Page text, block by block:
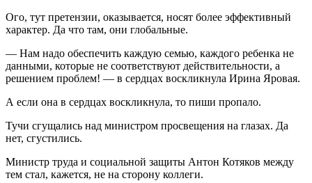
Ого, тут претензии, оказывается, носят более эффективный
характер. Да что там, они глобальные.
— Нам надо обеспечить каждую семью, каждого ребенка не
данными, которые не соответствуют действительности, а
решением проблем! — в сердцах воскликнула Ирина Яровая.
А если она в сердцах воскликнула, то пиши пропало.
Тучи сгущались над министром просвещения на глазах. Да
нет, сгустились.
Министр труда и социальной защиты Антон Котяков между
тем стал, кажется, не на сторону коллеги.